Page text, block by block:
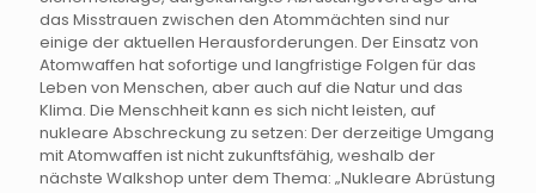
das Misstrauen zwischen den Atommächten sind nur
einige der aktuellen Herausforderungen. Der Einsatz von
Atomwaffen hat sofortige und langfristige Folgen für das
Leben von Menschen, aber auch auf die Natur und das
Klima. Die Menschheit kann es sich nicht leisten, auf
nukleare Abschreckung zu setzen: Der derzeitige Umgang
mit Atomwaffen ist nicht zukunftsfähig, weshalb der
nächste Walkshop unter dem Thema: „Nukleare Abrüstung